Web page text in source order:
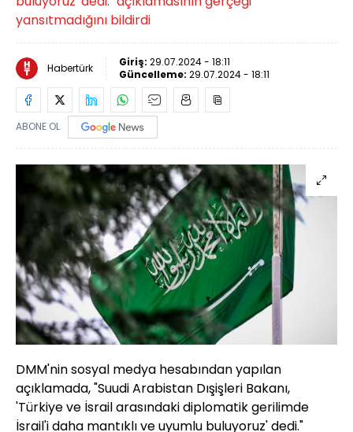
yansıtmadığını bildirdi
Habertürk Giriş: 29.07.2024 - 18:11
Güncelleme: 29.07.2024 - 18:11
ABONE OL
DMM'nin sosyal medya hesabından yapılan
açıklamada, "Suudi Arabistan Dışişleri Bakanı,
'Türkiye ve İsrail arasındaki diplomatik gerilimde
İsrail'i daha mantıklı ve uyumlu buluyoruz' dedi."